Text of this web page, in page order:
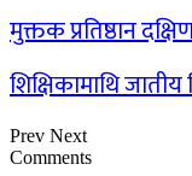
मुक्तक प्रतिष्ठान
शिक्षिकामाथि
Prev Next
Comments